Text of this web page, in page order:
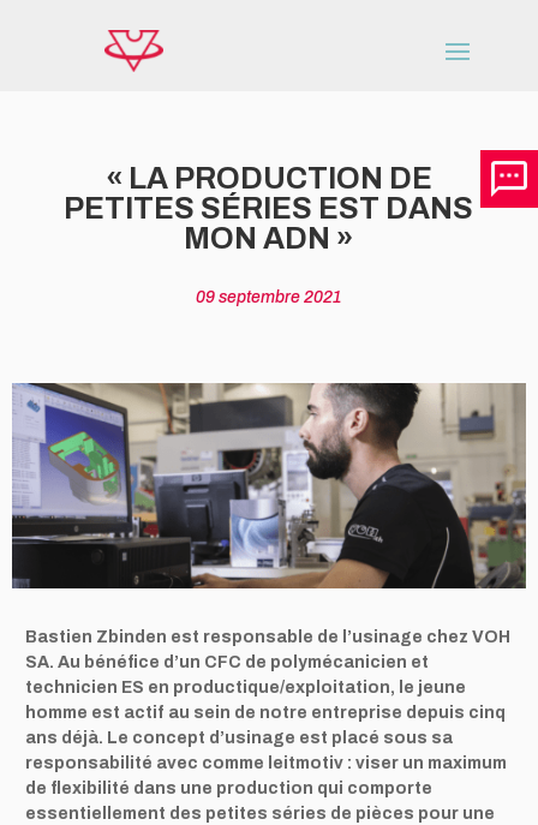
« LA PRODUCTION DE
PETITES SÉRIES EST DANS
MON ADN »
09 septembre 2021
Bastien Zbinden est responsable de l’usinage chez VOH
SA. Au bénéfice d’un CFC de polymécanicien et
technicien ES en productique/exploitation, le jeune
homme est actif au sein de notre entreprise depuis cinq
ans déjà. Le concept d’usinage est placé sous sa
responsabilité avec comme leitmotiv : viser un maximum
de flexibilité dans une production qui comporte
essentiellement des petites séries de pièces pour une